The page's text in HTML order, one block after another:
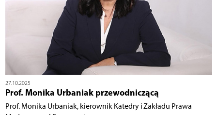
27.10.2025
Prof. Monika Urbaniak przewodniczącą
Prof. Monika Urbaniak, kierownik Katedry i Zakładu Prawa